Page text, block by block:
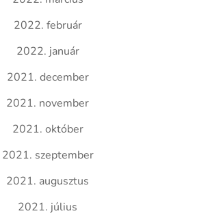
2022. február
2022. január
2021. december
2021. november
2021. október
2021. szeptember
2021. augusztus
2021. július